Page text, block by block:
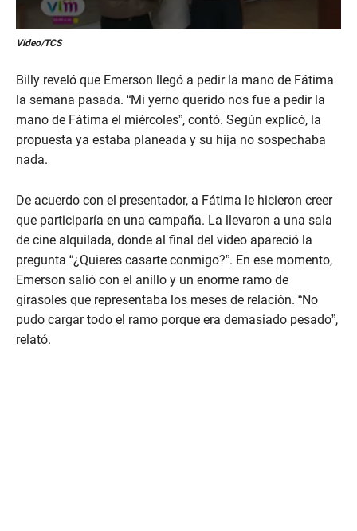
0
s
c
o
n
s
o
f
9
n
t
e
,
3
2
s
e
c
o
Video/TCS
Billy reveló que Emerson llegó a pedir la mano de Fátima
la semana pasada. “Mi yerno querido nos fue a pedir la
mano de Fátima el miércoles”, contó. Según explicó, la
propuesta ya estaba planeada y su hija no sospechaba
nada.
De acuerdo con el presentador, a Fátima le hicieron creer
que participaría en una campaña. La llevaron a una sala
de cine alquilada, donde al final del video apareció la
pregunta “¿Quieres casarte conmigo?”. En ese momento,
Emerson salió con el anillo y un enorme ramo de
girasoles que representaba los meses de relación. “No
pudo cargar todo el ramo porque era demasiado pesado”,
relató.